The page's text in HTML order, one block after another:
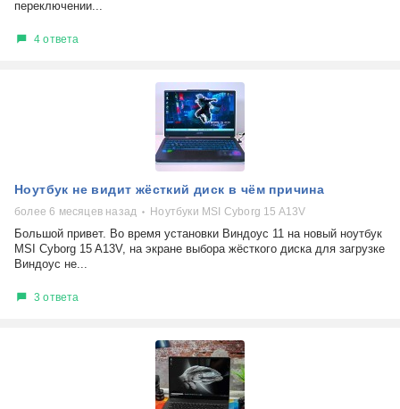
переключении...
4 ответа
Ноутбук не видит жёсткий диск в чём причина
более 6 месяцев назад Ноутбуки MSI Cyborg 15 A13V
Большой привет. Во время установки Виндоус 11 на новый ноутбук
MSI Cyborg 15 A13V, на экране выбора жёсткого диска для загрузке
Виндоус не...
3 ответа